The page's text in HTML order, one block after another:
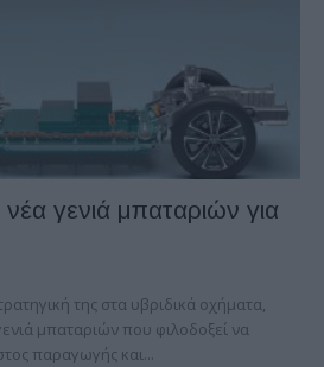
γενιά μπαταριών για
της στα υβριδικά οχήματα,
μπαταριών που φιλοδοξεί να
παραγωγής και...